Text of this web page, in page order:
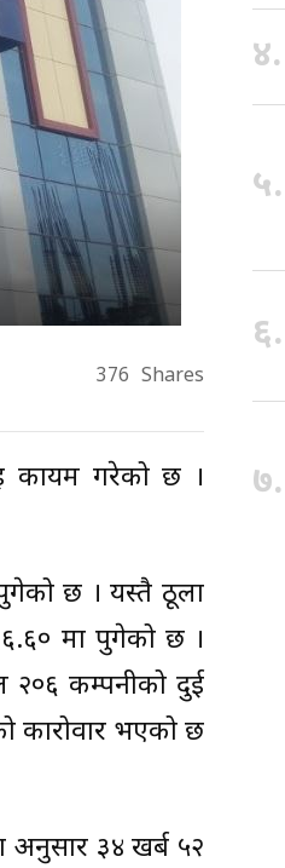
376 Shares
कायम गरेको छ ।
छ । यस्तै ठूला
मा पुगेको छ ।
२०६ कम्पनीको दुई
कारोवार भएको छ
३४ खर्ब ५२
४.
५.
६.
७.